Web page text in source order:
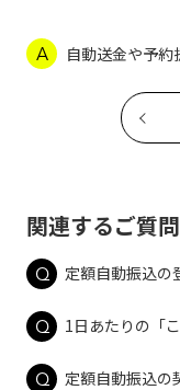
自動送金や予約
関連するご質問
定額自動振込の
1日あたりの「
定額自動振込の